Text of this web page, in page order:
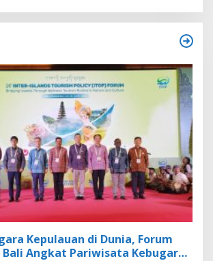
Kepulauan di Dunia, Forum
Bali Angkat Pariwisata Kebugaran